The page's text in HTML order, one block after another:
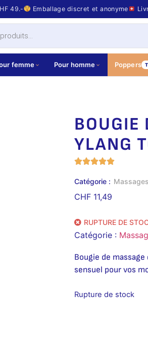
49.- Emballage discret et anonyme
femme Pour homme Poppers
BOUGIE
YLANG
Catégorie : Massages
CHF 11,49
RUPTURE DE
Catégorie :
Bougie de
sensuel pour vos
Rupture de stock